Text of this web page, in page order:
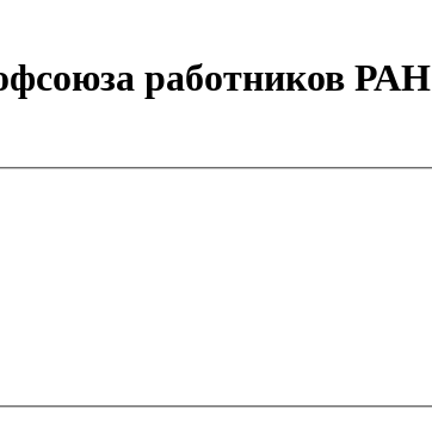
работников РАН